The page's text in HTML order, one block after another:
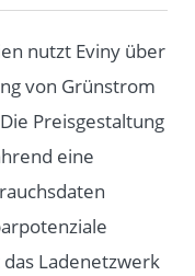
nutzt Eviny über
von Grünstrom
Preisgestaltung
eine
Ladenetzwerk